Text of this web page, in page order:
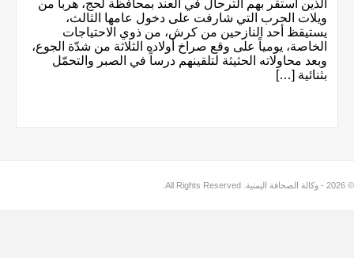
الذين استقر بهم الترحال في العند بمحافظة لحج، هرباً من
ويلات الحرب التي شارفت على دخول عامها الثالث،
يستيقظ أحد النازحين من كرش، من ذوي الاحتياجات
الخاصة، يومياً على وقع صراخ أولاده الثلاثة من شدّة الجوع،
وبعد محاولاته الحثيثة لتلقينهم درساً في الصبر والتحمّل
بثنائية […]
© 2026 - وكالة الصحافة اليمنية. All Rights Reserved.